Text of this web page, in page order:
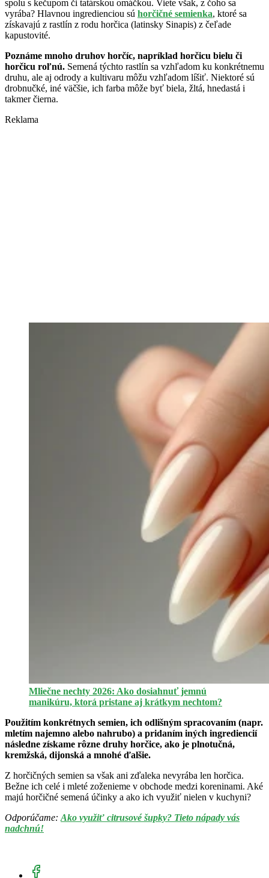
spolu s kečupom či tatárskou omáčkou. Viete však, z čoho sa
vyrába? Hlavnou ingredienciou sú horčičné semienka, ktoré sa
získavajú z rastlín z rodu horčica (latinsky Sinapis) z čeľade
kapustovité.
Poznáme mnoho druhov horčíc, napríklad horčicu bielu či
horčicu roľnú. Semená týchto rastlín sa vzhľadom ku konkrétnemu
druhu, ale aj odrody a kultivaru môžu vzhľadom líšiť. Niektoré sú
drobnučké, iné väčšie, ich farba môže byť biela, žltá, hnedastá i
takmer čierna.
Reklama
Mliečne nechty 2026: Ako dosiahnuť jemnú
manikúru, ktorá pristane aj krátkym nechtom?
Použitím konkrétnych semien, ich odlišným spracovaním (napr.
mletím najemno alebo nahrubo) a pridaním iných ingrediencií
následne získame rôzne druhy horčice, ako je plnotučná,
kremžská, dijonská a mnohé ďalšie.
Z horčičných semien sa však ani zďaleka nevyrába len horčica.
Bežne ich celé i mleté zoženieme v obchode medzi koreninami. Aké
majú horčičné semená účinky a ako ich využiť nielen v kuchyni?
Odporúčame:Ako využiť citrusové šupky? Tieto nápady vás
nadchnú!